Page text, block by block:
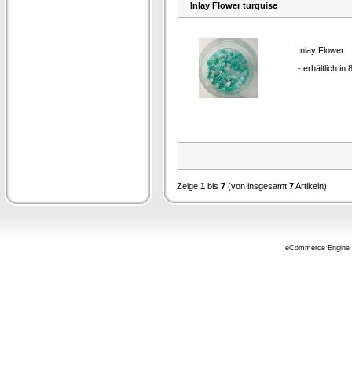
Inlay Flower turquise
Inlay Flower
- erhältlich in
Zeige 1 bis 7 (von insgesamt 7Artikeln)
eCommerce